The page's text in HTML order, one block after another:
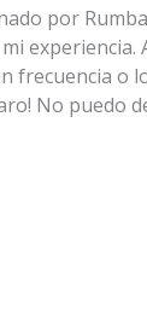
por
frecuencia o
No puedo